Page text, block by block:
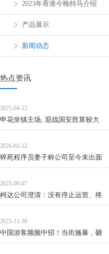
2023年香港今晚特马介绍
产品展示
新闻动态
热点资讯
2025-04-12
申花坐镇主场, 迎战国安胜算较大
2026-02-12
猝死程序员妻子称公司至今未出面
2025-09-07
柯达公司澄清：没有停止运营、终
2025-11-30
中国游客频频中招！当街施暴，砸